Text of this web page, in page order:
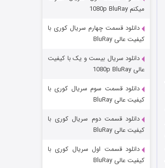
مردگان متحرک: شهر مرده ۳
میکنم 1080p BluRay
دانلود قسمت چهارم سریال کوری با
کیفیت عالی BluRay
دانلود سریال بیست و یک با کیفیت
عالی 1080p BluRay
دانلود قسمت سوم سریال کوری با
کیفیت عالی BluRay
دانلود قسمت دوم سریال کوری با
کیفیت عالی BluRay
دانلود قسمت اول سریال کوری با
کیفیت عالی BluRay